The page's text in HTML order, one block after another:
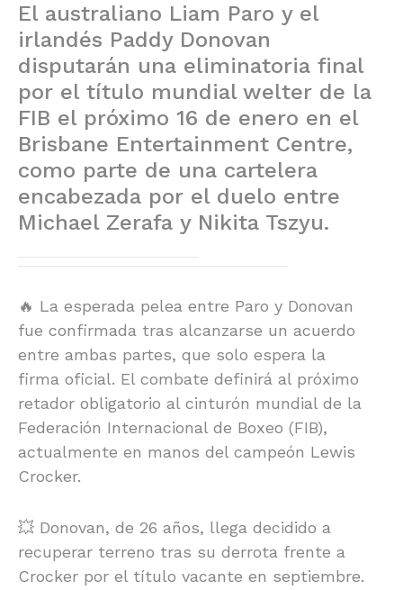
El australiano Liam Paro y el
irlandés Paddy Donovan
disputarán una eliminatoria final
por el título mundial welter de la
FIB el próximo 16 de enero en el
Brisbane Entertainment Centre,
como parte de una cartelera
encabezada por el duelo entre
Michael Zerafa y Nikita Tszyu.
🔥 La esperada pelea entre Paro y Donovan
fue confirmada tras alcanzarse un acuerdo
entre ambas partes, que solo espera la
firma oficial. El combate definirá al próximo
retador obligatorio al cinturón mundial de la
Federación Internacional de Boxeo (FIB),
actualmente en manos del campeón Lewis
Crocker.
💥 Donovan, de 26 años, llega decidido a
recuperar terreno tras su derrota frente a
Crocker por el título vacante en septiembre.